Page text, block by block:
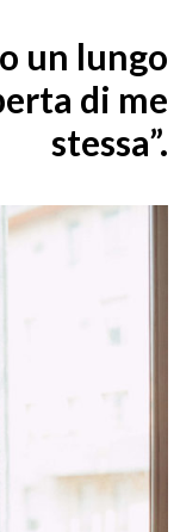
un lungo
di me
stessa”.